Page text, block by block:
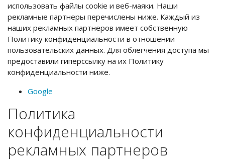
использовать файлы cookie и веб-маяки. Наши
рекламные партнеры перечислены ниже. Каждый из
наших рекламных партнеров имеет собственную
Политику конфиденциальности в отношении
пользовательских данных. Для облегчения доступа мы
предоставили гиперссылку на их Политику
конфиденциальности ниже.
Google
Политика
конфиденциальности
рекламных партнеров